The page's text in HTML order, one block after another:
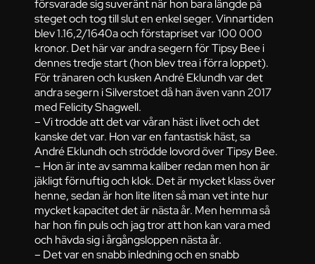
försvarade sig suveränt när hon bara längde på
steget och tog till slut en enkel seger. Vinnartiden
blev 1.16,2/1640a och förstapriset var 100 000
kronor. Det här var andra segern för Tipsy Bee i
dennes tredje start (hon blev trea i förra loppet).
För tränaren och kusken André Eklundh var det
andra segern i Silverstoet då han även vann 2017
med Felicity Shagwell.
– Vi trodde att det var våran häst i livet och det
kanske det var. Hon var en fantastisk häst, sa
André Eklundh och strödde lovord över Tipsy Bee.
– Hon är inte av samma kaliber redan men hon är
jäkligt förnuftig och klok. Det är mycket klass över
henne, sedan är hon lite liten så man vet inte hur
mycket kapacitet det är nästa år. Men hemma så
har hon fin puls och jag tror att hon kan vara med
och hävda sig i årgångsloppen nästa år.
– Det var en snabb inledning och en snabb